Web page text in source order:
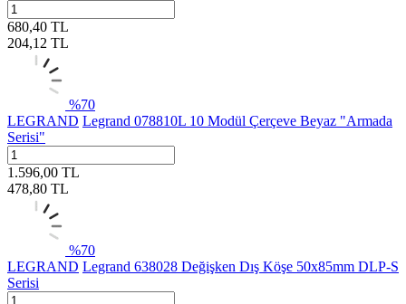
680,40 TL
204,12 TL
%70
LEGRAND Legrand 078810L 10 Modül Çerçeve Beyaz "Armada
Serisi"
1.596,00 TL
478,80 TL
%70
LEGRAND Legrand 638028 Değişken Dış Köşe 50x85mm DLP-S
Serisi